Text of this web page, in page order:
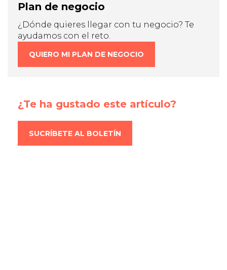
Plan de negocio
¿Dónde quieres llegar con tu negocio? Te
ayudamos con el reto.
QUIERO MI PLAN DE NEGOCIO
¿Te ha gustado este artículo?
SUCRÍBETE AL BOLETÍN